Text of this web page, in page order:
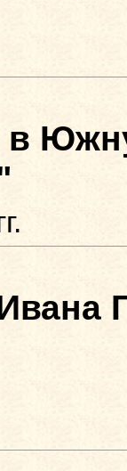
в